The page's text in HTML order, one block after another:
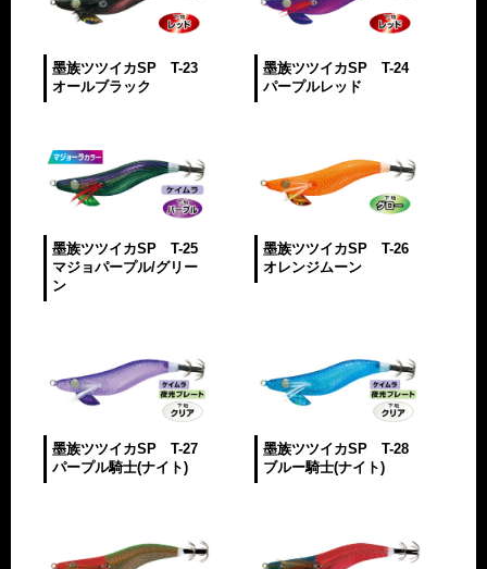
墨族ツツイカSP T-23
オールブラック
墨族ツツイカSP T-24
パープルレッド
墨族ツツイカSP T-25
マジョパープル/グリー
ン
墨族ツツイカSP T-26
オレンジムーン
墨族ツツイカSP T-27
パープル騎士(ナイト)
墨族ツツイカSP T-28
ブルー騎士(ナイト)